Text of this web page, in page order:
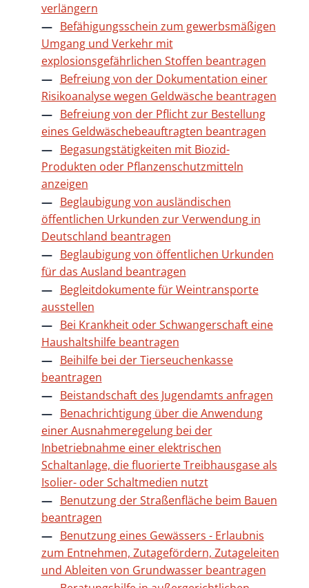
verlängern
Befähigungsschein zum gewerbsmäßigen
Umgang und Verkehr mit
explosionsgefährlichen Stoffen beantragen
Befreiung von der Dokumentation einer
Risikoanalyse wegen Geldwäsche beantragen
Befreiung von der Pflicht zur Bestellung
eines Geldwäschebeauftragten beantragen
Begasungstätigkeiten mit Biozid-
Produkten oder Pflanzenschutzmitteln
anzeigen
Beglaubigung von ausländischen
öffentlichen Urkunden zur Verwendung in
Deutschland beantragen
Beglaubigung von öffentlichen Urkunden
für das Ausland beantragen
Begleitdokumente für Weintransporte
ausstellen
Bei Krankheit oder Schwangerschaft eine
Haushaltshilfe beantragen
Beihilfe bei der Tierseuchenkasse
beantragen
Beistandschaft des Jugendamts anfragen
Benachrichtigung über die Anwendung
einer Ausnahmeregelung bei der
Inbetriebnahme einer elektrischen
Schaltanlage, die fluorierte Treibhausgase als
Isolier- oder Schaltmedien nutzt
Benutzung der Straßenfläche beim Bauen
beantragen
Benutzung eines Gewässers - Erlaubnis
zum Entnehmen, Zutagefördern, Zutageleiten
und Ableiten von Grundwasser beantragen